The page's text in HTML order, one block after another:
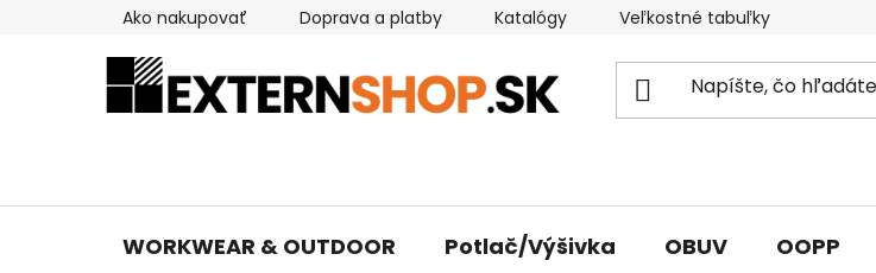
Ako nakupovať Doprava a platby Katalógy Veľkostné tabuľky
WORKWEAR & OUTDOOR Potlač/Výšivka OBUV OOPP